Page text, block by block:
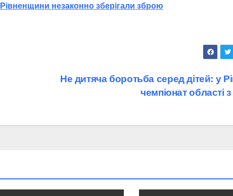
незаконно зберігали зброю
Не дитяча боротьба серед дітей: у
чемпіонат області